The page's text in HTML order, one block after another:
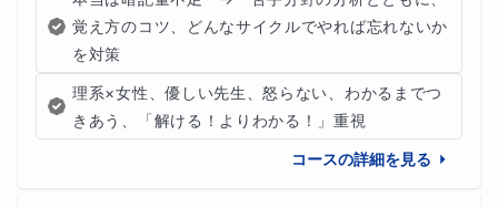
躓いているのか？家庭学習ではどの範囲をいつも取り組ん
でいるのか？勉強時間は1日どのくらいなのか？をヒアリ
ングしました。
Aさんはやる気のある子で、家庭学習では組み分けテスト
覚え方のコツ、どんなサイクルでやれば忘れないか
を対策
理系×女性、優しい先生、怒らない、わかるまでつ
きあう、「解ける！よりわかる！」重視
コースの詳細を見る